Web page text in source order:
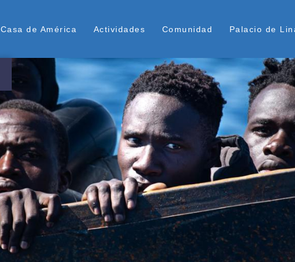
Menú Superior
Casa de América Actividades Comunidad Palacio de